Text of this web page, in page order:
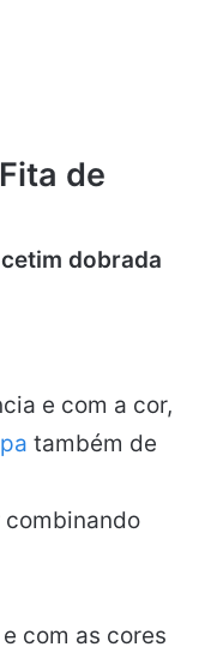
de
dobrada
e com a cor,
também de
combinando
com as cores